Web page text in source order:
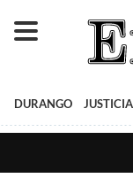
DURANGO JUSTICIA